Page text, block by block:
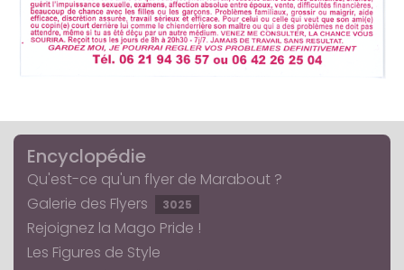
Encyclopédie
Qu'est-ce qu'un flyer de Marabout ?
Galerie des Flyers
3025
Rejoignez la Mago Pride !
Les Figures de Style